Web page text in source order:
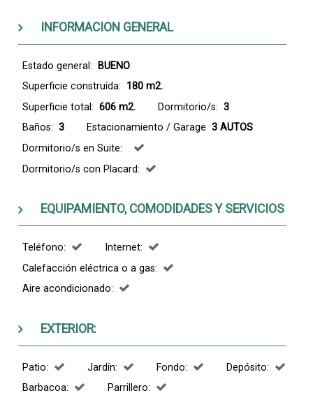
INFORMACION GENERAL
Estado general:
BUENO
Superficie construída: 180 m2.
Superficie total: 606 m2. Dormitorio/s: 3
Baños: 3 Estacionamiento / Garage 3 AUTOS
Dormitorio/s en Suite:
Dormitorio/s con Placard:
EQUIPAMIENTO, COMODIDADES Y SERVICIOS
Teléfono:
Internet:
Calefacción eléctrica o a gas:
Aire acondicionado:
EXTERIOR:
Patio: Jardín: Fondo:
Depósito:
Barbacoa:
Parrillero: